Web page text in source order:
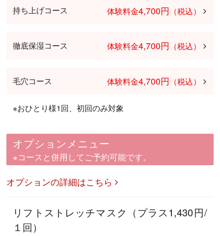
持ち上げコース 体験料金4,700円 （税込）
徹底保湿コース 体験料金4,700円 （税込）
毛穴コース 体験料金4,700円 （税込）
※おひとり様1回、初回のみ対象
オプションメニュー
※コースと併用してご予約可能です。
オプションの詳細はこちら
リフトストレッチマスク（プラス1,430円/
１回）